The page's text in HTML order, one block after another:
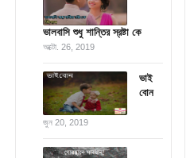
ভালবাসি শুধু শান্তির স্রষ্টা কে
অক্টো. 26, 2019
ভাই
বোন
জুন 20, 2019